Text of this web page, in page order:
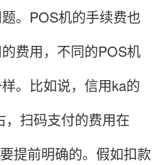
POS机的手续费也
费用，不同的POS机
。比如说，信用ka的
扫码支付的费用在
提前明确的。假如扣款